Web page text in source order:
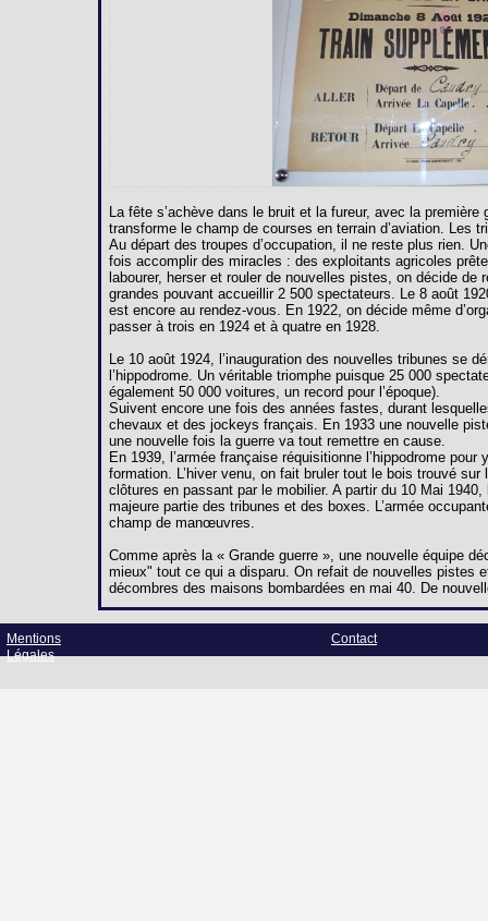
La fête s’achève dans le bruit et la fureur, avec la première
transforme le champ de courses en terrain d’aviation. Les
Au départ des troupes d’occupation, il ne reste plus rien.
fois accomplir des miracles : des exploitants agricoles
labourer, herser et rouler de nouvelles pistes, on décide de
grandes pouvant accueillir 2 500 spectateurs. Le 8 août
est encore au rendez-vous. En 1922, on décide même
passer à trois en 1924 et à quatre en 1928.
Le 10 août 1924, l’inauguration des nouvelles tribunes se
l’hippodrome. Un véritable triomphe puisque 25 000
également 50 000 voitures, un record pour l’époque).
Suivent encore une fois des années fastes, durant
chevaux et des jockeys français. En 1933 une nouvelle
une nouvelle fois la guerre va tout remettre en cause.
En 1939, l’armée française réquisitionne l’hippodrome
formation. L’hiver venu, on fait bruler tout le bois trouvé
clôtures en passant par le mobilier. A partir du 10 Mai
majeure partie des tribunes et des boxes. L’armée
champ de manœuvres.
Comme après la « Grande guerre », une nouvelle équipe
mieux" tout ce qui a disparu. On refait de nouvelles pistes
décombres des maisons bombardées en mai 40. De
Mentions
Légales
Contact